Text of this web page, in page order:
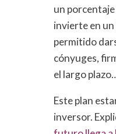
un porcentaje
invierte en un
permitido
cónyuges,
el largo
Este plan
inversor.